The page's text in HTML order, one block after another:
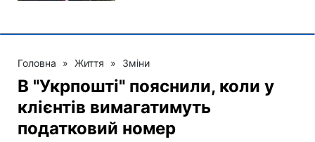
Головна » Життя » Зміни
В "Укрпошті" пояснили, коли у
клієнтів вимагатимуть
податковий номер